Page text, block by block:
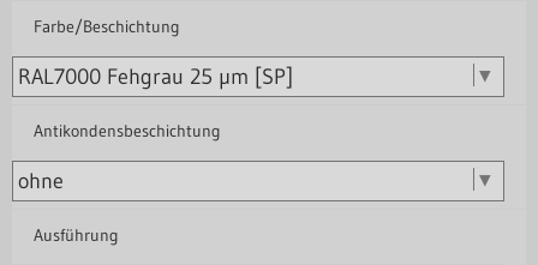
Farbe/Beschichtung
Antikondensbeschichtung
Ausführung